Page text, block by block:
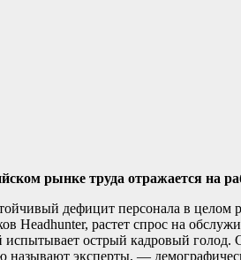
рынке труда отражается на
дефицит персонала в целом
Headhunter, растет спрос на
острый кадровый голод.
называют эксперты, —